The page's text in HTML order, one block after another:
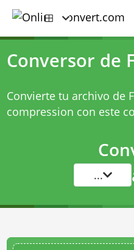
Conversor de
Convierte tu archivo de
compression con este
...